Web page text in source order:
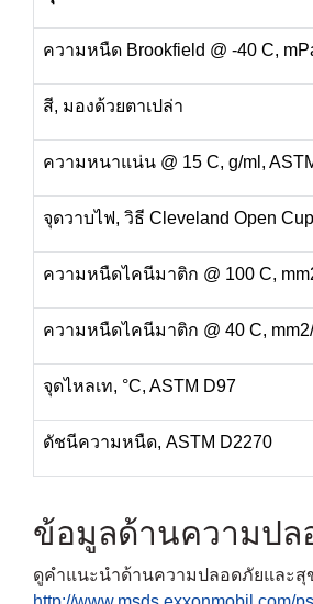
ความหนืด Brookfield @ -40 C,
สี, มองด้วยตาเปล่า
ความหนาแน่น @ 15 C, g/ml,
จุดวาบไฟ, วิธี Cleveland Open
ความหนืดไคนีมาติก @ 100 C,
ความหนืดไคนีมาติก @ 40 C,
จุดไหลเท, °C, ASTM D97
ดัชนีความหนืด, ASTM D2270
ข้อมูลด้านความปล
ดูคำแนะนำด้านความปลอดภัยและสุ